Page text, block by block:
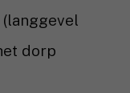
dorp